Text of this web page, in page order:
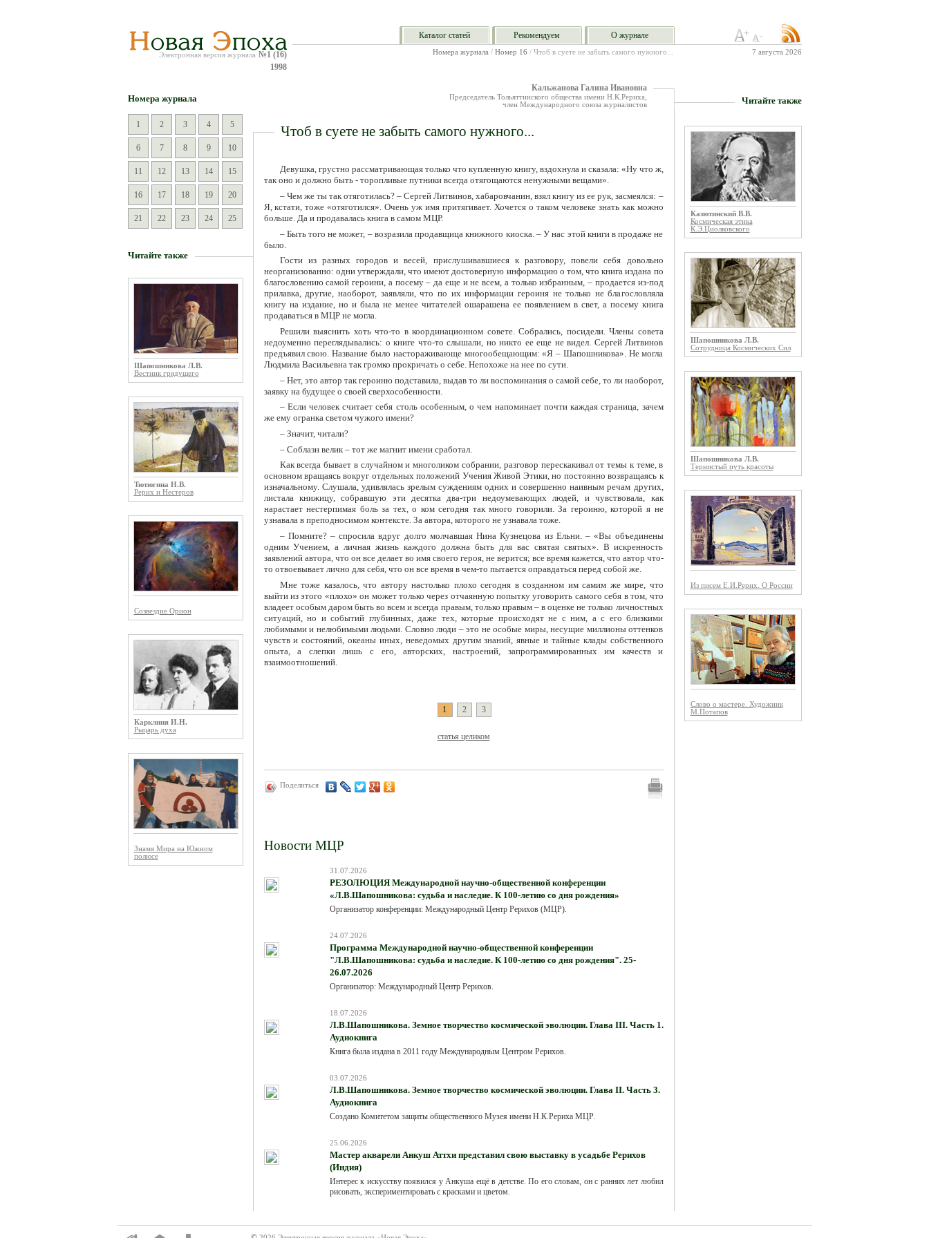
Электронная версия журнала №1 (16)
1998
Каталог статей Рекомендуем О журнале
7 августа 2026
Номера журнала / Номер 16 / Чтоб в суете не забыть самого нужного...
Номера журнала
1 2 3 4 5
6 7 8 9 10
11 12 13 14 15
16 17 18 19 20
21 22 23 24 25
Читайте также
Шапошникова Л.В.
Вестник грядущего
Тютюгина Н.В.
Рерих и Нестеров
Созвездие Орион
Карклиня И.Н.
Рыцарь духа
Знамя Мира на Южном
полюсе
Кальжанова Галина Ивановна
Председатель Тольяттинского общества имени Н.К.Рериха,
член Международного союза журналистов
Чтоб в суете не забыть самого нужного...
Девушка, грустно рассматривающая только что купленную книгу, вздохнула и сказала: «Ну что ж,
так оно и должно быть - торопливые путники всегда отягощаются ненужными вещами».
– Чем же ты так отяготилась? – Сергей Литвинов, хабаровчанин, взял книгу из ее рук, засмеялся: –
Я, кстати, тоже «отяготился». Очень уж имя притягивает. Хочется о таком человеке знать как можно
больше. Да и продавалась книга в самом МЦР.
– Быть того не может, – возразила продавщица книжного киоска. – У нас этой книги в продаже не
было.
Гости из разных городов и весей, прислушивавшиеся к разговору, повели себя довольно
неорганизованно: одни утверждали, что имеют достоверную информацию о том, что книга издана по
благословению самой героини, а посему – да еще и не всем, а только избранным, – продается из-под
прилавка, другие, наоборот, заявляли, что по их информации героиня не только не благословляла
книгу на издание, но и была не менее читателей ошарашена ее появлением в свет, а посему книга
продаваться в МЦР не могла.
Решили выяснить хоть что-то в координационном совете. Собрались, посидели. Члены совета
недоуменно переглядывались: о книге что-то слышали, но никто ее еще не видел. Сергей Литвинов
предъявил свою. Название было настораживающе многообещающим: «Я – Шапошникова». Не могла
Людмила Васильевна так громко прокричать о себе. Непохоже на нее по сути.
– Нет, это автор так героиню подставила, выдав то ли воспоминания о самой себе, то ли наоборот,
заявку на будущее о своей сверхособенности.
– Если человек считает себя столь особенным, о чем напоминает почти каждая страница, зачем
же ему огранка светом чужого имени?
– Значит, читали?
– Соблазн велик – тот же магнит имени сработал.
Как всегда бывает в случайном и многоликом собрании, разговор перескакивал от темы к теме, в
основном вращаясь вокруг отдельных положений Учения Живой Этики, но постоянно возвращаясь к
изначальному. Слушала, удивлялась зрелым суждениям одних и совершенно наивным речам других,
листала книжицу, собравшую эти десятка два-три недоумевающих людей, и чувствовала, как
нарастает нестерпимая боль за тех, о ком сегодня так много говорили. За героиню, которой я не
узнавала в преподносимом контексте. За автора, которого не узнавала тоже.
– Помните? – спросила вдруг долго молчавшая Нина Кузнецова из Ельни. – «Вы объединены
одним Учением, а личная жизнь каждого должна быть для вас святая святых». В искренность
заявлений автора, что он все делает во имя своего героя, не верится; все время кажется, что автор что-
то отвоевывает лично для себя, что он все время в чем-то пытается оправдаться перед собой же.
Мне тоже казалось, что автору настолько плохо сегодня в созданном им самим же мире, что
выйти из этого «плохо» он может только через отчаянную попытку уговорить самого себя в том, что
владеет особым даром быть во всем и всегда правым, только правым – в оценке не только личностных
ситуаций, но и событий глубинных, даже тех, которые происходят не с ним, а с его близкими
любимыми и нелюбимыми людьми. Словно люди – это не особые миры, несущие миллионы оттенков
чувств и состояний, океаны иных, неведомых другим знаний, явные и тайные клады собственного
опыта, а слепки лишь с его, авторских, настроений, запрограммированных им качеств и
взаимоотношений.
1 2 3
статья целиком
Поделиться
Новости МЦР
31.07.2026
РЕЗОЛЮЦИЯ Международной научно-общественной конференции
«Л.В.Шапошникова: судьба и наследие. К 100-летию со дня рождения»
Организатор конференции: Международный Центр Рерихов (МЦР).
24.07.2026
Программа Международной научно-общественной конференции
"Л.В.Шапошникова: судьба и наследие. К 100-летию со дня рождения". 25-
26.07.2026
Организатор: Международный Центр Рерихов.
18.07.2026
Л.В.Шапошникова. Земное творчество космической эволюции. Глава III. Часть 1.
Аудиокнига
Книга была издана в 2011 году Международным Центром Рерихов.
03.07.2026
Л.В.Шапошникова. Земное творчество космической эволюции. Глава II. Часть 3.
Аудиокнига
Создано Комитетом защиты общественного Музея имени Н.К.Рериха МЦР.
25.06.2026
Мастер акварели Анкуш Аттхи представил свою выставку в усадьбе Рерихов
(Индия)
Интерес к искусству появился у Анкуша ещё в детстве. По его словам, он с ранних лет любил
рисовать, экспериментировать с красками и цветом.
Читайте также
Казютинский В.В.
Космическая этика
К.Э.Циолковского
Шапошникова Л.В.
Сотрудница Космических Сил
Шапошникова Л.В.
Тернистый путь красоты
Из писем Е.И.Рерих. О России
Слово о мастере. Художник
М.Потапов